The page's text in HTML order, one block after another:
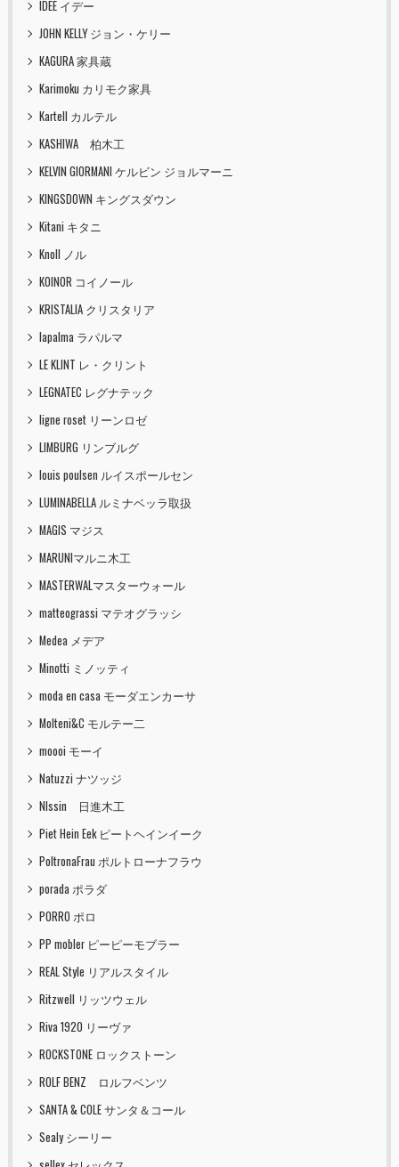
IDEE イデー
JOHN KELLY ジョン・ケリー
KAGURA 家具蔵
Karimoku カリモク家具
Kartell カルテル
KASHIWA 柏木工
KELVIN GIORMANI ケルビン ジョルマーニ
KINGSDOWN キングスダウン
Kitani キタニ
Knoll ノル
KOINOR コイノール
KRISTALIA クリスタリア
lapalma ラパルマ
LE KLINT レ・クリント
LEGNATEC レグナテック
ligne roset リーンロゼ
LIMBURG リンブルグ
louis poulsen ルイスポールセン
LUMINABELLA ルミナベッラ取扱
MAGIS マジス
MARUNIマルニ木工
MASTERWALマスターウォール
matteograssi マテオグラッシ
Medea メデア
Minotti ミノッティ
moda en casa モーダエンカーサ
Molteni&C モルテー二
moooi モーイ
Natuzzi ナツッジ
NIssin 日進木工
Piet Hein Eek ピートヘインイーク
PoltronaFrau ポルトローナフラウ
porada ポラダ
PORRO ポロ
PP mobler ピーピーモブラー
REAL Style リアルスタイル
Ritzwell リッツウェル
Riva 1920 リーヴァ
ROCKSTONE ロックストーン
ROLF BENZ ロルフベンツ
SANTA & COLE サンタ＆コール
Sealy シーリー